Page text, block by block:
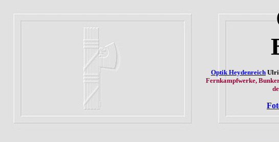
Optik Heydenreich
Fernkampfwerke,